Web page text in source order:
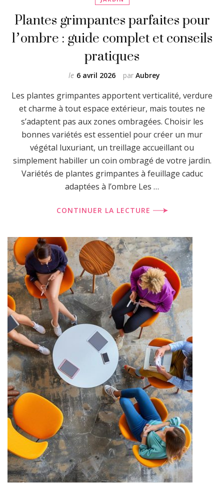
Plantes grimpantes parfaites pour
l’ombre : guide complet et conseils
pratiques
par Aubrey
le 6 avril 2026
Les plantes grimpantes apportent verticalité, verdure
et charme à tout espace extérieur, mais toutes ne
s’adaptent pas aux zones ombragées. Choisir les
bonnes variétés est essentiel pour créer un mur
végétal luxuriant, un treillage accueillant ou
simplement habiller un coin ombragé de votre jardin.
Variétés de plantes grimpantes à feuillage caduc
adaptées à l’ombre Les …
CONTINUER LA LECTURE